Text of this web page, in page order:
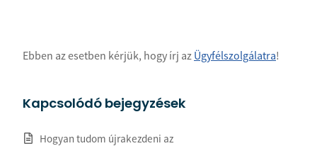
Ebben az esetben kérjük, hogy írj az Ügyfélszolgálatra!
Kapcsolódó bejegyzések
Hogyan tudom újrakezdeni az